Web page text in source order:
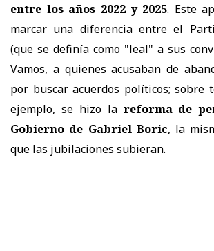
entre los años 2022 y 2025. Este
marcar una diferencia entre el
(que se definía como "leal" a sus
Vamos, a quienes acusaban de
por buscar acuerdos políticos; sobre
ejemplo, se hizo la reforma de
Gobierno de Gabriel Boric, la
que las jubilaciones subieran.